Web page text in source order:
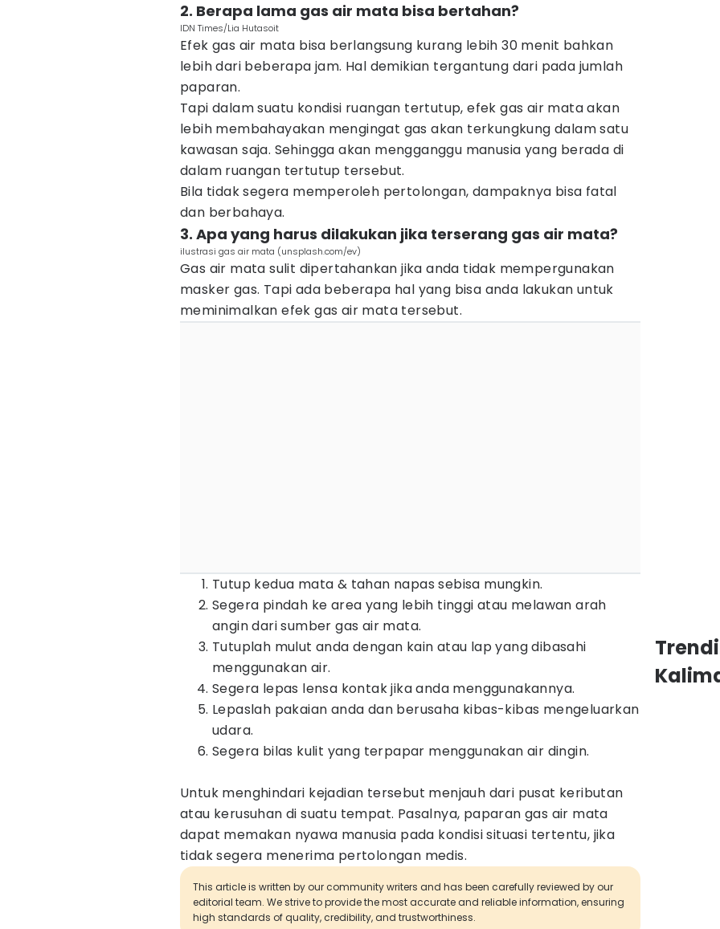
2. Berapa lama gas air mata bisa bertahan?
IDN Times/Lia Hutasoit
Efek gas air mata bisa berlangsung kurang lebih 30 menit bahkan
lebih dari beberapa jam. Hal demikian tergantung dari pada jumlah
paparan.
Tapi dalam suatu kondisi ruangan tertutup, efek gas air mata akan
lebih membahayakan mengingat gas akan terkungkung dalam satu
kawasan saja. Sehingga akan mengganggu manusia yang berada di
dalam ruangan tertutup tersebut.
Bila tidak segera memperoleh pertolongan, dampaknya bisa fatal
dan berbahaya.
3. Apa yang harus dilakukan jika terserang gas air mata?
ilustrasi gas air mata (unsplash.com/ev)
Gas air mata sulit dipertahankan jika anda tidak mempergunakan
masker gas. Tapi ada beberapa hal yang bisa anda lakukan untuk
meminimalkan efek gas air mata tersebut.
Tutup kedua mata & tahan napas sebisa mungkin.
Segera pindah ke area yang lebih tinggi atau melawan arah
angin dari sumber gas air mata.
Tutuplah mulut anda dengan kain atau lap yang dibasahi
menggunakan air.
Segera lepas lensa kontak jika anda menggunakannya.
Lepaslah pakaian anda dan berusaha kibas-kibas mengeluarkan
udara.
Segera bilas kulit yang terpapar menggunakan air dingin.
Untuk menghindari kejadian tersebut menjauh dari pusat keributan
atau kerusuhan di suatu tempat. Pasalnya, paparan gas air mata
dapat memakan nyawa manusia pada kondisi situasi tertentu, jika
tidak segera menerima pertolongan medis.
This article is written by our community writers and has been carefully reviewed by our
editorial team. We strive to provide the most accurate and reliable information, ensuring
high standards of quality, credibility, and trustworthiness.